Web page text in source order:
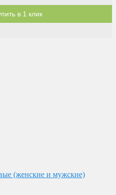
в 1 клик
(женские и мужские)